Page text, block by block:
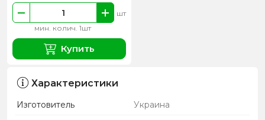
мин. колич. 1шт
шт
Купить
Характеристики
Изготовитель Украина